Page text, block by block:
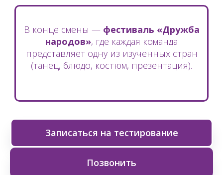
В конце смены — фестиваль «Дружба
народов», где каждая команда
представляет одну из изученных стран
(танец, блюдо, костюм, презентация).
Записаться на тестирование
Позвонить